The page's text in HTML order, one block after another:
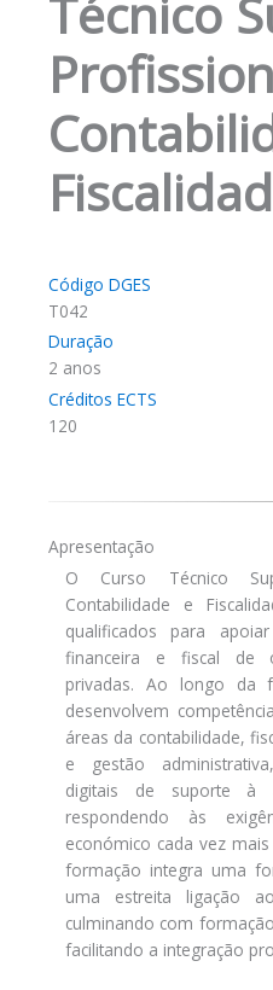
Técnico
Código DGES
T042
Duração
2 anos
Créditos ECTS
120
Apresentação
O Curso Técnico
Contabilidade e
qualificados para
financeira e fiscal de
privadas. Ao longo da
desenvolvem
áreas da contabilidade,
e gestão
digitais de suporte à
respondendo às
económico cada vez
formação integra uma
uma estreita ligação
culminando com
facilitando a integração